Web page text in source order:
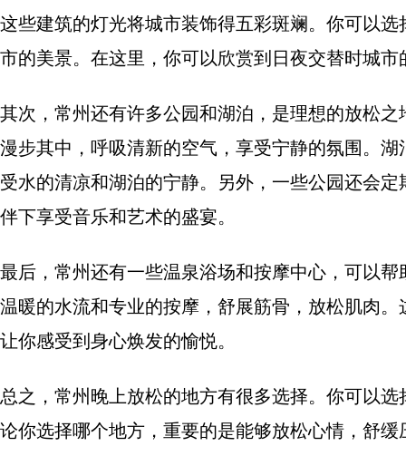
这些建筑的灯光将城市装饰得五彩斑斓。你可以
市的美景。在这里，你可以欣赏到日夜交替时城
其次，常州还有许多公园和湖泊，是理想的放松
漫步其中，呼吸清新的空气，享受宁静的氛围。
受水的清凉和湖泊的宁静。另外，一些公园还会
伴下享受音乐和艺术的盛宴。
最后，常州还有一些温泉浴场和按摩中心，可以
温暖的水流和专业的按摩，舒展筋骨，放松肌肉
让你感受到身心焕发的愉悦。
总之，常州晚上放松的地方有很多选择。你可以
论你选择哪个地方，重要的是能够放松心情，舒